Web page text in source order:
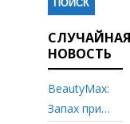
НОВОСТЬ
BeautyMax:
Запах при